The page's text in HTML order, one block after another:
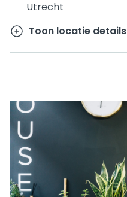
Utrecht
Toon locatie details